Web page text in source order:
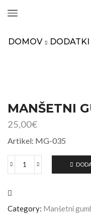
DOMOV DODATKI
MANŠETNI
25,00€
Artikel: MG-035
Category: Manšetni